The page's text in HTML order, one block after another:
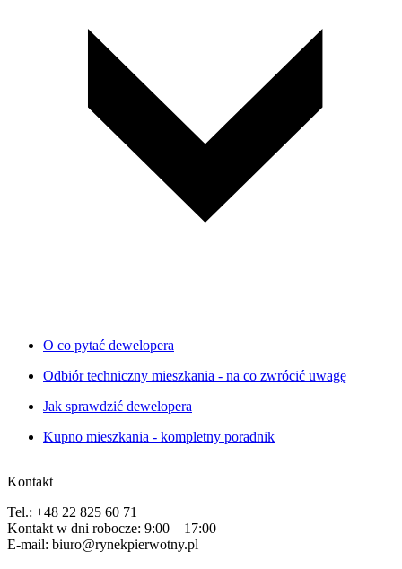
O co pytać dewelopera
Odbiór techniczny mieszkania - na co zwrócić uwagę
Jak sprawdzić dewelopera
Kupno mieszkania - kompletny poradnik
Kontakt
Tel.: +48 22 825 60 71
Kontakt w dni robocze: 9:00 – 17:00
E-mail: biuro@rynekpierwotny.pl